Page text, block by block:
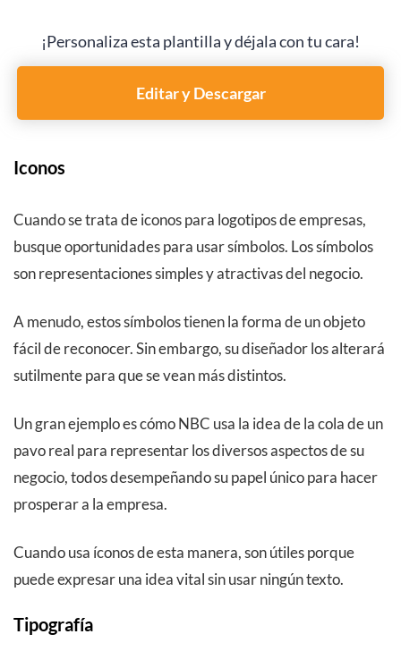
¡Personaliza esta plantilla y déjala con tu cara!
Editar y Descargar
Iconos
Cuando se trata de iconos para logotipos de empresas,
busque oportunidades para usar símbolos. Los símbolos
son representaciones simples y atractivas del negocio.
A menudo, estos símbolos tienen la forma de un objeto
fácil de reconocer. Sin embargo, su diseñador los alterará
sutilmente para que se vean más distintos.
Un gran ejemplo es cómo NBC usa la idea de la cola de un
pavo real para representar los diversos aspectos de su
negocio, todos desempeñando su papel único para hacer
prosperar a la empresa.
Cuando usa íconos de esta manera, son útiles porque
puede expresar una idea vital sin usar ningún texto.
Tipografía